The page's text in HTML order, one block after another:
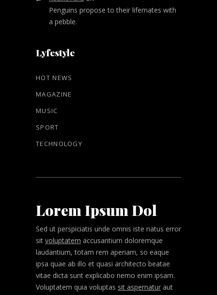
Penguins propose to their lifemates with
a pebble.
Lyfestyle
HOT NEWS
MAGAZINE
MUSIC
SPORT
TECHNOLOGY
Lorem Ipsum Dol
Sed ut perspiciatis unde omnis iste natus error
sit voluptatem accusantium doloremque
laudantium, totam rem aperiam, so eaque
ipsa quae ab illo et quasi architecto beatae
vitae dicta sunt explicabo nemo enim ipsam.
Voluptatem quia voluptas sit aspernatur aut